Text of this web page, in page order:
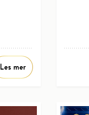
Les mer